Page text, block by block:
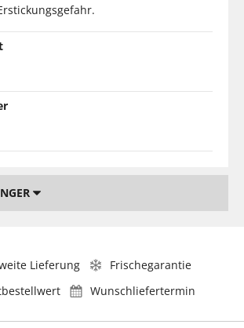
Lieferung
Frischegarantie
Wunschliefertermin